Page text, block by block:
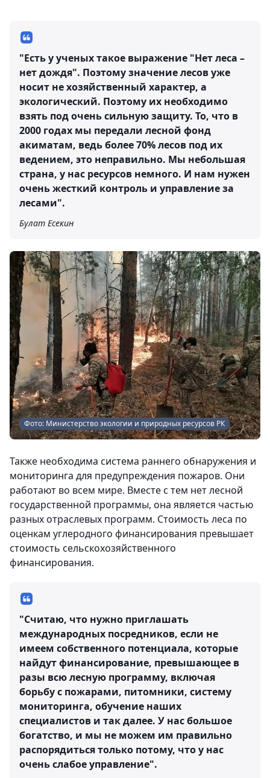
"Есть у ученых такое выражение "Нет леса –
нет дождя". Поэтому значение лесов уже
носит не хозяйственный характер, а
экологический. Поэтому их необходимо
взять под очень сильную защиту. То, что в
2000 годах мы передали лесной фонд
акиматам, ведь более 70% лесов под их
ведением, это неправильно. Мы небольшая
страна, у нас ресурсов немного. И нам нужен
очень жесткий контроль и управление за
лесами".
Булат Есекин
Фото: Министерство экологии и природных ресурсов РК
Также необходима система раннего обнаружения и
мониторинга для предупреждения пожаров. Они
работают во всем мире. Вместе с тем нет лесной
государственной программы, она является частью
разных отраслевых программ. Стоимость леса по
оценкам углеродного финансирования превышает
стоимость сельскохозяйственного
финансирования.
"Считаю, что нужно приглашать
международных посредников, если не
имеем собственного потенциала, которые
найдут финансирование, превышающее в
разы всю лесную программу, включая
борьбу с пожарами, питомники, систему
мониторинга, обучение наших
специалистов и так далее. У нас большое
богатство, и мы не можем им правильно
распорядиться только потому, что у нас
очень слабое управление".